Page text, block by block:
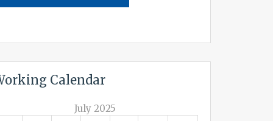
Calendar
July 2025